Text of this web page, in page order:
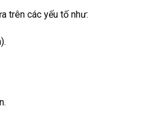
trên các yếu tố như: